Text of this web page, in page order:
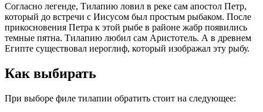
Согласно легенде, Тилапию ловил в реке сам апостол Петр,
который до встречи с Иисусом был простым рыбаком. После
прикосновения Петра к этой рыбе в районе жабр появились
темные пятна. Тилапию любил сам Аристотель. А в древнем
Египте существовал иероглиф, который изображал эту рыбу.
Как выбирать
При выборе филе тилапии обратить стоит на следующее: